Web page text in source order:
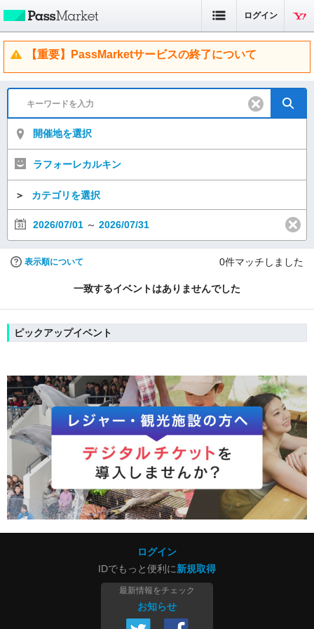
ログイン
【重要】PassMarketサービスの終了について
開催地を選択
ラフォーレカルキン
＞ カテゴリを選択
2026/07/01 ～ 2026/07/31
表示順について 0件マッチしました
一致するイベントはありませんでした
ピックアップイベント
ログイン
IDでもっと便利に新規取得
最新情報をチェック
お知らせ